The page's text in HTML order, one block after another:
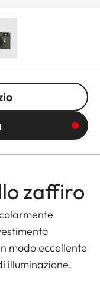
zaffiro
modo eccellente
illuminazione.